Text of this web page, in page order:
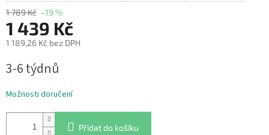
1 789 Kč –19 %
1 439 Kč
1 189,26 Kč bez DPH
cena:
3-6 týdnů
Možnosti doručení
Přidat do košíku